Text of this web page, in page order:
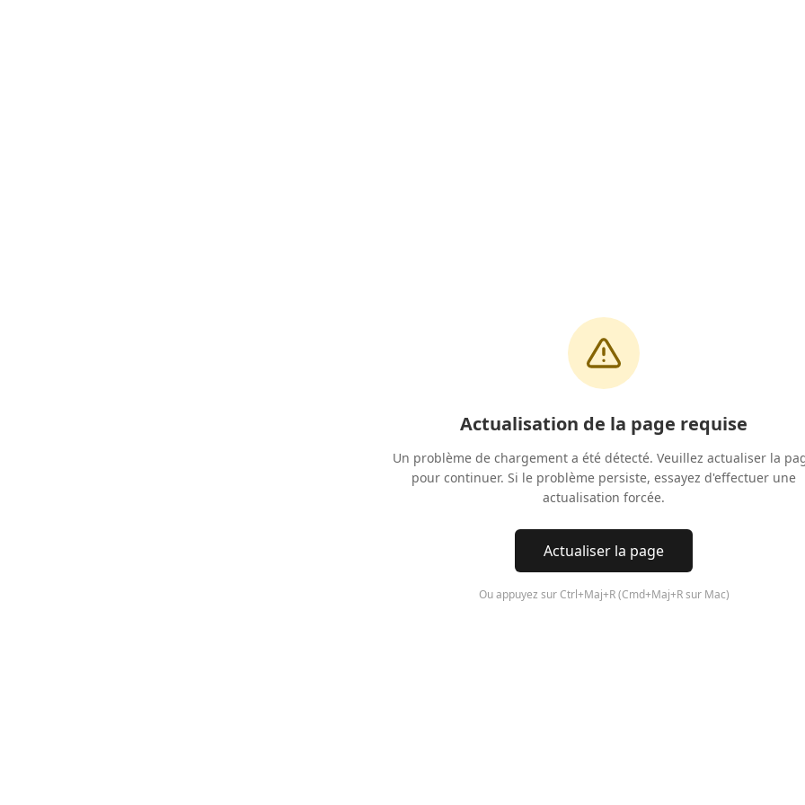
Actualisation de la page requise
Un problème de chargement a été détecté. Veuillez actualiser la
pour continuer. Si le problème persiste, essayez d'effectuer une
actualisation forcée.
Actualiser la page
Ou appuyez sur Ctrl+Maj+R (Cmd+Maj+R sur Mac)